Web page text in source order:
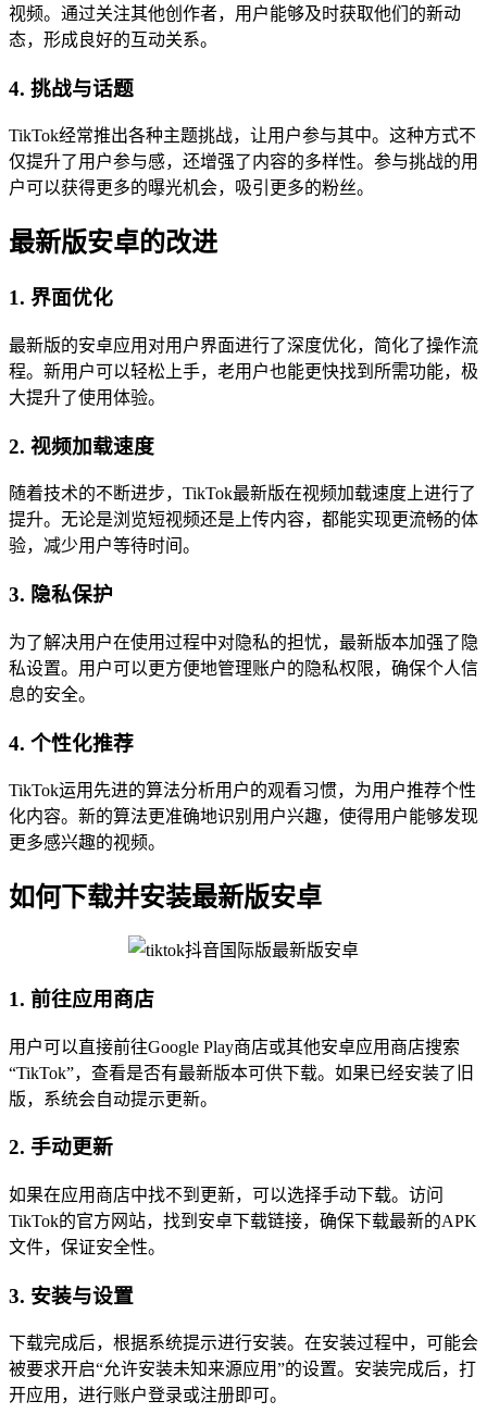
视频。通过关注其他创作者，用户能够及时获取他们的新动
态，形成良好的互动关系。
4. 挑战与话题
TikTok经常推出各种主题挑战，让用户参与其中。这种方式不
仅提升了用户参与感，还增强了内容的多样性。参与挑战的用
户可以获得更多的曝光机会，吸引更多的粉丝。
最新版安卓的改进
1. 界面优化
最新版的安卓应用对用户界面进行了深度优化，简化了操作流
程。新用户可以轻松上手，老用户也能更快找到所需功能，极
大提升了使用体验。
2. 视频加载速度
随着技术的不断进步，TikTok最新版在视频加载速度上进行了
提升。无论是浏览短视频还是上传内容，都能实现更流畅的体
验，减少用户等待时间。
3. 隐私保护
为了解决用户在使用过程中对隐私的担忧，最新版本加强了隐
私设置。用户可以更方便地管理账户的隐私权限，确保个人信
息的安全。
4. 个性化推荐
TikTok运用先进的算法分析用户的观看习惯，为用户推荐个性
化内容。新的算法更准确地识别用户兴趣，使得用户能够发现
更多感兴趣的视频。
如何下载并安装最新版安卓
1. 前往应用商店
用户可以直接前往Google Play商店或其他安卓应用商店搜索
“TikTok”，查看是否有最新版本可供下载。如果已经安装了旧
版，系统会自动提示更新。
2. 手动更新
如果在应用商店中找不到更新，可以选择手动下载。访问
TikTok的官方网站，找到安卓下载链接，确保下载最新的APK
文件，保证安全性。
3. 安装与设置
下载完成后，根据系统提示进行安装。在安装过程中，可能会
被要求开启“允许安装未知来源应用”的设置。安装完成后，打
开应用，进行账户登录或注册即可。